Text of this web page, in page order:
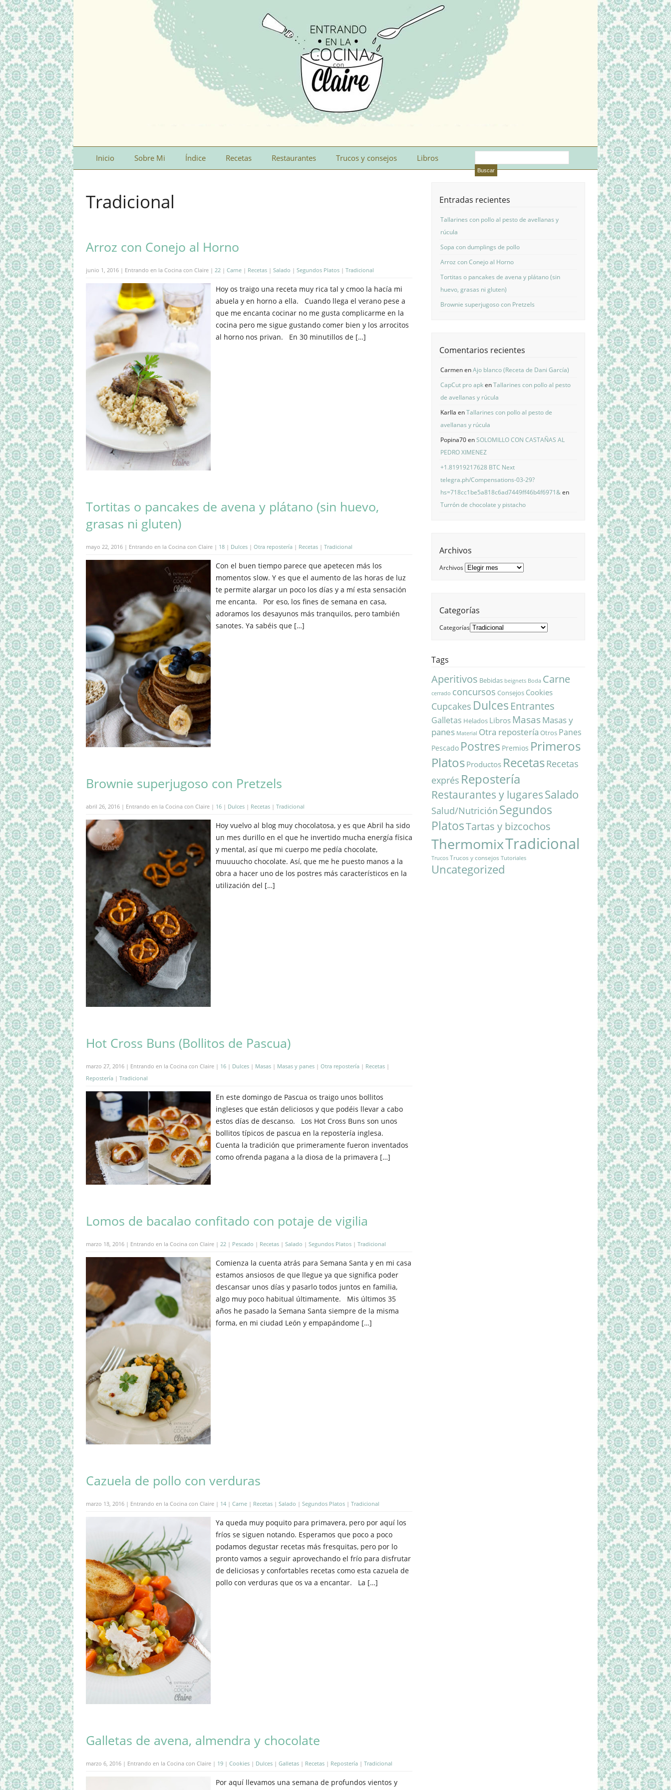
Inicio Sobre Mi Índice Recetas Restaurantes Trucos y consejos Libros
Tradicional
Arroz con Conejo al Horno
junio 1, 2016 | Entrando en la Cocina con Claire | 22 | Carne | Recetas | Salado | Segundos Platos | Tradicional
Hoy os traigo una receta muy rica tal y cmoo la hacía mi
abuela y en horno a ella. Cuando llega el verano pese a
que me encanta cocinar no me gusta complicarme en la
cocina pero me sigue gustando comer bien y los arrocitos
al horno nos privan. En 30 minutillos de […]
Tortitas o pancakes de avena y plátano (sin huevo,
grasas ni gluten)
mayo 22, 2016 | Entrando en la Cocina con Claire | 18 | Dulces | Otra repostería | Recetas | Tradicional
Con el buen tiempo parece que apetecen más los
momentos slow. Y es que el aumento de las horas de luz
te permite alargar un poco los días y a mí esta sensación
me encanta. Por eso, los fines de semana en casa,
adoramos los desayunos más tranquilos, pero también
sanotes. Ya sabéis que […]
Brownie superjugoso con Pretzels
abril 26, 2016 | Entrando en la Cocina con Claire | 16 | Dulces | Recetas | Tradicional
Hoy vuelvo al blog muy chocolatosa, y es que Abril ha sido
un mes durillo en el que he invertido mucha energía física
y mental, así que mi cuerpo me pedía chocolate,
muuuucho chocolate. Así, que me he puesto manos a la
obra a hacer uno de los postres más característicos en la
utilización del […]
Hot Cross Buns (Bollitos de Pascua)
marzo 27, 2016 | Entrando en la Cocina con Claire | 16 | Dulces | Masas | Masas y panes | Otra repostería | Recetas |
Repostería | Tradicional
En este domingo de Pascua os traigo unos bollitos
ingleses que están deliciosos y que podéis llevar a cabo
estos días de descanso. Los Hot Cross Buns son unos
bollitos típicos de pascua en la repostería inglesa.
Cuenta la tradición que primeramente fueron inventados
como ofrenda pagana a la diosa de la primavera […]
Lomos de bacalao confitado con potaje de vigilia
marzo 18, 2016 | Entrando en la Cocina con Claire | 22 | Pescado | Recetas | Salado | Segundos Platos | Tradicional
Comienza la cuenta atrás para Semana Santa y en mi casa
estamos ansiosos de que llegue ya que significa poder
descansar unos días y pasarlo todos juntos en familia,
algo muy poco habitual últimamente. Mis últimos 35
años he pasado la Semana Santa siempre de la misma
forma, en mi ciudad León y empapándome […]
Cazuela de pollo con verduras
marzo 13, 2016 | Entrando en la Cocina con Claire | 14 | Carne | Recetas | Salado | Segundos Platos | Tradicional
Ya queda muy poquito para primavera, pero por aquí los
fríos se siguen notando. Esperamos que poco a poco
podamos degustar recetas más fresquitas, pero por lo
pronto vamos a seguir aprovechando el frío para disfrutar
de deliciosas y confortables recetas como esta cazuela de
pollo con verduras que os va a encantar. La […]
Galletas de avena, almendra y chocolate
marzo 6, 2016 | Entrando en la Cocina con Claire | 19 | Cookies | Dulces | Galletas | Recetas | Repostería | Tradicional
Por aquí llevamos una semana de profundos vientos y
Entradas recientes
Tallarines con pollo al pesto de avellanas y
rúcula
Sopa con dumplings de pollo
Arroz con Conejo al Horno
Tortitas o pancakes de avena y plátano (sin
huevo, grasas ni gluten)
Brownie superjugoso con Pretzels
Comentarios recientes
CarmenenAjo blanco (Receta de Dani García)
CapCut pro apkenTallarines con pollo al pesto
de avellanas y rúcula
Karlla enTallarines con pollo al pesto de
avellanas y rúcula
Popina70enSOLOMILLO CON CASTAÑAS AL
PEDRO XIMENEZ
+1.81919217628 BTC Next
telegra.ph/Compensations-03-29?
hs=718cc1be5a818c6ad7449ff46b4f6971&en
Turrón de chocolate y pistacho
Archivos
Archivos
Categorías
Categorías
Tags
Aperitivos Bebidas beignets Boda Carne
cerrado concursos Consejos Cookies
Cupcakes Dulces Entrantes
Galletas Helados Libros Masas Masas y
panes Material Otra repostería Otros Panes
Pescado Postres Premios Primeros
Platos Productos RecetasRecetas
exprés Repostería
Restaurantes y lugaresSalado
Salud/Nutrición Segundos
PlatosTartas y bizcochos
ThermomixTradicional
Trucos Trucos y consejos Tutoriales
Uncategorized